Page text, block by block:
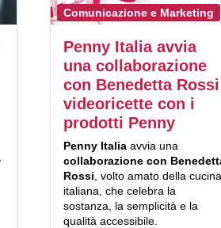
Comunicazione e Marketing
Penny Italia avvia
una collaborazione
con Benedetta
videoricette con i
prodotti Penny
Penny Italiaavvia una
collaborazione con
Rossi , volto amato della cucina
italiana, che celebra la
sostanza, la semplicità e la
qualità accessibile.